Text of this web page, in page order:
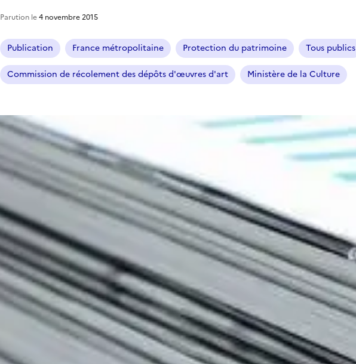
Parution le4 novembre 2015
Publication France métropolitaine Protection du patrimoine Tous publics
Commission de récolement des dépôts d'œuvres d'art Ministère de la Culture